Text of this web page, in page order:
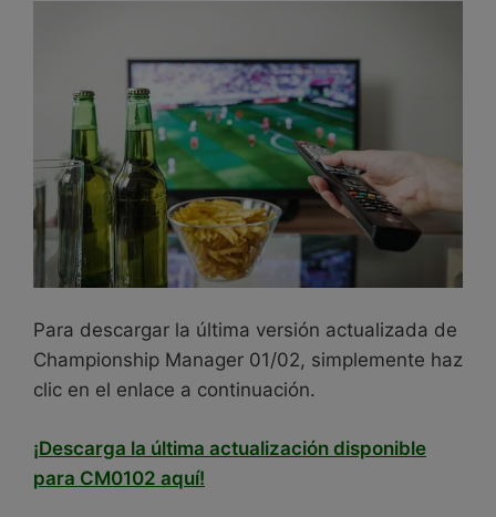
Para descargar la última versión actualizada de
Championship Manager 01/02, simplemente haz
clic en el enlace a continuación.
¡Descarga la última actualización disponible
para CM0102 aquí!